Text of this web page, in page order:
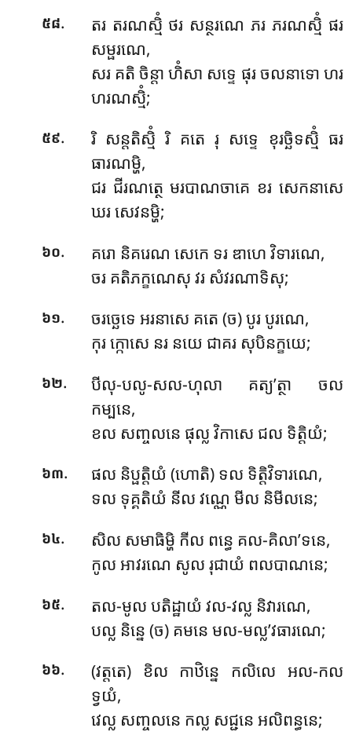
៥៨.
តរ តរណស្មិំ ថរ សន្ថរណេ ភរ ភរណស្មិំ ផរ
សម្ផរណេ,
សរ គតិ ចិន្តា ហិំសា សទ្ទេ ផុរ ចលនាទោ ហរ
ហរណស្មិំ;
៥៩.
រិ សន្តតិស្មិំ រិ គតេ រុ សទ្ទេ ខុរច្ឆិទស្មិំ ធរ
ធារណម្ហិ,
ជរ ជីរណត្ថេ មរបាណចាគេ ខរ សេកនាសេ
ឃរ សេវនម្ហិ;
៦០.
គរោ និគរេណ សេកេ ទរ ឌាហេ វិទារណេ,
ចរ គតិភក្ខណេសុ វរ សំវរណាទិសុ;
៦១.
ចរច្ឆេទេ អរនាសេ គតេ (ច) បូរ បូរណេ,
កុរ ក្កោសេ នរ នយេ ជាគរ សុបិនក្ខយេ;
៦២.
បីលុ-បលូ-សល-ហុលា គត្យ’ត្ថា ចល
កម្បនេ,
ខល សញ្ចលនេ ផុល្ល វិកាសេ ជល ទិត្តិយំ;
៦៣.
ផល និប្ផត្តិយំ (ហោតិ) ទល ទិត្តិវិទារណេ,
ទល ទុគ្គតិយំ នីល វណ្ណេ មីល និមីលនេ;
៦៤.
សិល សមាធិម្ហិ កីល ពន្ធេ គល-គិលា’ទនេ,
កូល អាវរណេ សូល រុជាយំ ពលបាណនេ;
៦៥.
តល-មូល បតិដ្ឋាយំ វល-វល្ល និវារណេ,
បល្ល និន្នេ (ច) គមនេ មល-មល្ល’វធារណេ;
៦៦.
(វត្តតេ) ខិល កាឋិន្នេ កលិលេ អល-កល
ទ្វយំ,
វេល្ល សញ្ចលនេ កល្ល សជ្ជនេ អលិពន្ធនេ;